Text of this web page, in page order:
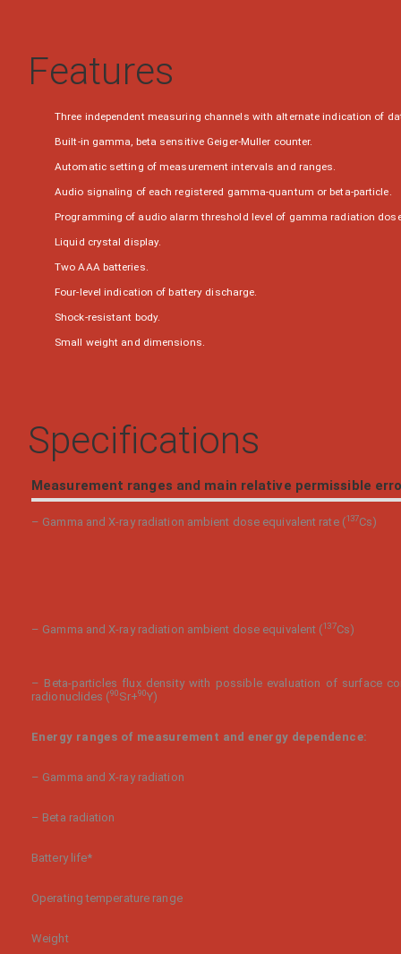
Features
Three independent measuring channels with alternate indication of
Built-in gamma, beta sensitive Geiger-Muller counter.
Automatic setting of measurement intervals and ranges.
Audio signaling of each registered gamma-quantum or beta-particle.
Programming of audio alarm threshold level of gamma radiation
Liquid crystal display.
Two AAA batteries.
Four-level indication of battery discharge.
Shock-resistant body.
Small weight and dimensions.
Specifications
Measurement ranges and main relative permissible
– Gamma and X-ray radiation ambient dose equivalent rate (137Cs)
– Gamma and X-ray radiation ambient dose equivalent (137Cs)
– Beta-particles flux density with possible evaluation of surface
radionuclides (90Sr+90Y)
Energy ranges of measurement and energy dependence:
– Gamma and X-ray radiation
– Beta radiation
Battery life*
Operating temperature range
Weight